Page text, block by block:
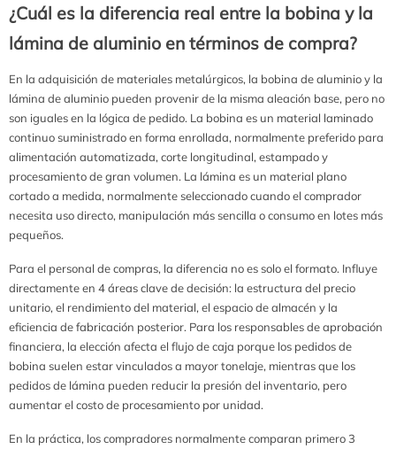
¿Cuál es la diferencia real entre la bobina y la
lámina de aluminio en términos de compra?
En la adquisición de materiales metalúrgicos, la bobina de aluminio y la
lámina de aluminio pueden provenir de la misma aleación base, pero no
son iguales en la lógica de pedido. La bobina es un material laminado
continuo suministrado en forma enrollada, normalmente preferido para
alimentación automatizada, corte longitudinal, estampado y
procesamiento de gran volumen. La lámina es un material plano
cortado a medida, normalmente seleccionado cuando el comprador
necesita uso directo, manipulación más sencilla o consumo en lotes más
pequeños.
Para el personal de compras, la diferencia no es solo el formato. Influye
directamente en 4 áreas clave de decisión: la estructura del precio
unitario, el rendimiento del material, el espacio de almacén y la
eficiencia de fabricación posterior. Para los responsables de aprobación
financiera, la elección afecta el flujo de caja porque los pedidos de
bobina suelen estar vinculados a mayor tonelaje, mientras que los
pedidos de lámina pueden reducir la presión del inventario, pero
aumentar el costo de procesamiento por unidad.
En la práctica, los compradores normalmente comparan primero 3